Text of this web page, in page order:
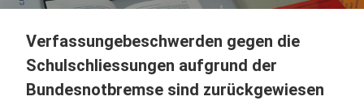
Verfassungebeschwerden gegen die
Schulschliessungen aufgrund der
Bundesnotbremse sind zurückgewiesen